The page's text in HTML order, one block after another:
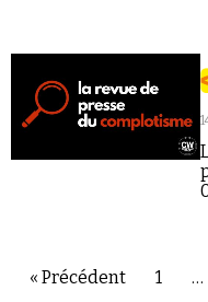
dans la
« Précédent 1 …